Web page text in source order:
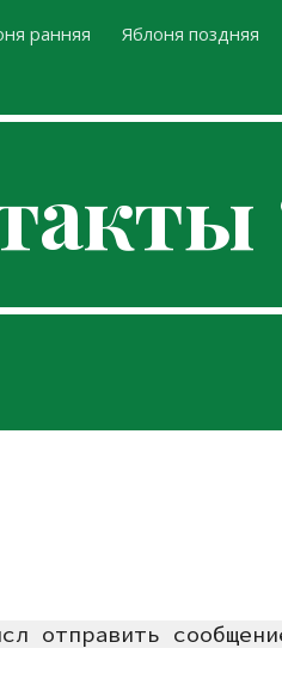
ранняя Яблоня поздняя
отправить